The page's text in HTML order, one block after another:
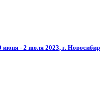
- 2 июля 2023, г.